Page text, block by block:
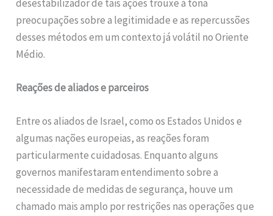
desestabilizador de tais ações trouxe à tona
preocupações sobre a legitimidade e as repercussões
desses métodos em um contexto já volátil no Oriente
Médio.
Reações de aliados e parceiros
Entre os aliados de Israel, como os Estados Unidos e
algumas nações europeias, as reações foram
particularmente cuidadosas. Enquanto alguns
governos manifestaram entendimento sobre a
necessidade de medidas de segurança, houve um
chamado mais amplo por restrições nas operações que